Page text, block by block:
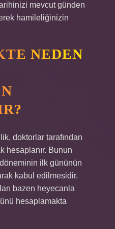
mevcut günden
hamileliğinizin
NEDEN
doktorlar tarafından
hesaplanır. Bunun
ilk gününün
kabul edilmesidir.
bazen heyecanla
hesaplamakta